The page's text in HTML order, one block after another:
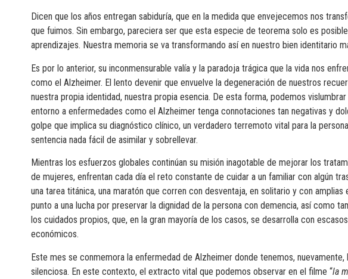
Dicen que los años entregan sabiduría, que en la medida que envejecemos nos
que fuimos. Sin embargo, pareciera ser que esta especie de teorema solo es
aprendizajes. Nuestra memoria se va transformando así en nuestro bien identitario
Es por lo anterior, su inconmensurable valía y la paradoja trágica que la vida nos
como el Alzheimer. El lento devenir que envuelve la degeneración de nuestros
nuestra propia identidad, nuestra propia esencia. De esta forma, podemos
entorno a enfermedades como el Alzheimer tenga connotaciones tan negativas y
golpe que implica su diagnóstico clínico, un verdadero terremoto vital para la
sentencia nada fácil de asimilar y sobrellevar.
Mientras los esfuerzos globales continúan su misión inagotable de mejorar los
de mujeres, enfrentan cada día el reto constante de cuidar a un familiar con algún
una tarea titánica, una maratón que corren con desventaja, en solitario y con amplias
punto a una lucha por preservar la dignidad de la persona con demencia, así como
los cuidados propios, que, en la gran mayoría de los casos, se desarrolla con
económicos.
Este mes se conmemora la enfermedad de Alzheimer donde tenemos,
silenciosa. En este contexto, el extracto vital que podemos observar en el filme “la